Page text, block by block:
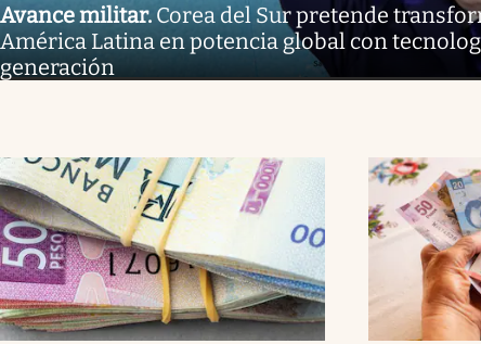
Avance militar. Corea del Sur pretende
América Latina en potencia global con
generación